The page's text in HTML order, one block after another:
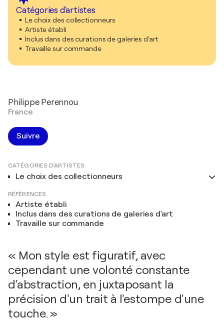
Catégories d'artistes
Le choix des collectionneurs
Artiste établi
Inclus dans des curations de galeries d'art
Travaille sur commande
Philippe Perennou
France
Suivre
CATÉGORIES D'ARTISTES
Le choix des collectionneurs
RÉFÉRENCES
Artiste établi
Inclus dans des curations de galeries d'art
Travaille sur commande
« Mon style est figuratif, avec
cependant une volonté constante
d'abstraction, en juxtaposant la
précision d'un trait à l'estompe d'une
touche. »